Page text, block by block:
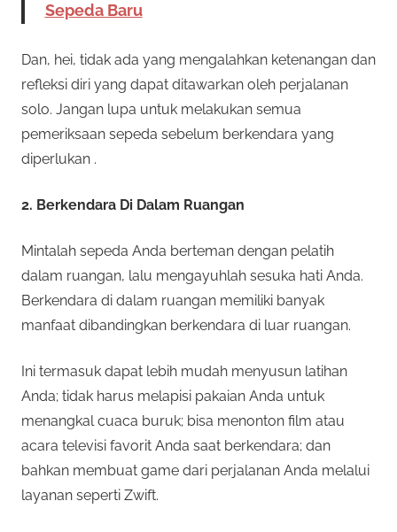
Sepeda Baru
Dan, hei, tidak ada yang mengalahkan ketenangan dan
refleksi diri yang dapat ditawarkan oleh perjalanan
solo. Jangan lupa untuk melakukan semua
pemeriksaan sepeda sebelum berkendara yang
diperlukan .
2. Berkendara Di Dalam Ruangan
Mintalah sepeda Anda berteman dengan pelatih
dalam ruangan, lalu mengayuhlah sesuka hati Anda.
Berkendara di dalam ruangan memiliki banyak
manfaat dibandingkan berkendara di luar ruangan.
Ini termasuk dapat lebih mudah menyusun latihan
Anda; tidak harus melapisi pakaian Anda untuk
menangkal cuaca buruk; bisa menonton film atau
acara televisi favorit Anda saat berkendara; dan
bahkan membuat game dari perjalanan Anda melalui
layanan seperti Zwift.